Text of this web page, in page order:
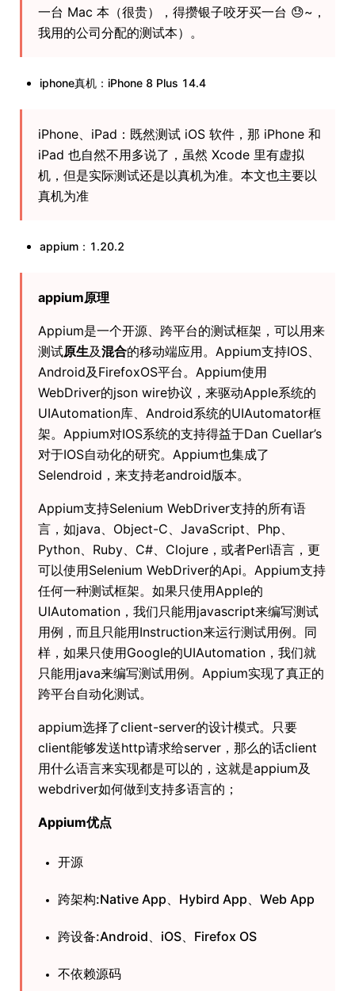
一台 Mac 本（很贵），得攒银子咬牙买一台 😓~，
我用的公司分配的测试本）。
iphone真机：iPhone 8 Plus 14.4
iPhone、iPad：既然测试 iOS 软件，那 iPhone 和
iPad 也自然不用多说了，虽然 Xcode 里有虚拟
机，但是实际测试还是以真机为准。本文也主要以
真机为准
appium：1.20.2
appium原理
Appium是一个开源、跨平台的测试框架，可以用来
测试原生及混合的移动端应用。Appium支持IOS、
Android及FirefoxOS平台。Appium使用
WebDriver的json wire协议，来驱动Apple系统的
UIAutomation库、Android系统的UIAutomator框
架。Appium对IOS系统的支持得益于Dan Cuellar’s
对于IOS自动化的研究。Appium也集成了
Selendroid，来支持老android版本。
Appium支持Selenium WebDriver支持的所有语
言，如java、Object-C、JavaScript、Php、
Python、Ruby、C#、Clojure，或者Perl语言，更
可以使用Selenium WebDriver的Api。Appium支持
任何一种测试框架。如果只使用Apple的
UIAutomation，我们只能用javascript来编写测试
用例，而且只能用Instruction来运行测试用例。同
样，如果只使用Google的UIAutomation，我们就
只能用java来编写测试用例。Appium实现了真正的
跨平台自动化测试。
appium选择了client-server的设计模式。只要
client能够发送http请求给server，那么的话client
用什么语言来实现都是可以的，这就是appium及
webdriver如何做到支持多语言的；
Appium优点
开源
跨架构:Native App、Hybird App、Web App
跨设备:Android、iOS、Firefox OS
不依赖源码